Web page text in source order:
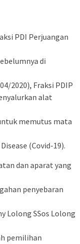
PDI Perjuangan
di
2020), Fraksi PDIP
alat
memutus mata
(Covid-19).
dan aparat yang
penyebaran
Lolong SSos Lolong
pemilihan